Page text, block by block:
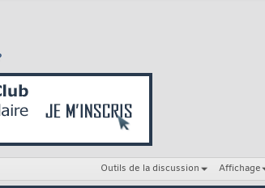
Outils de la discussion Affichage